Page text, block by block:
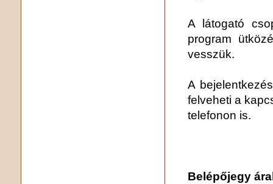
A látogató
program
vesszük.
A
felveheti a
telefonon is.
Belépőjegy